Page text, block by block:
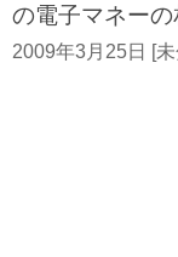
の電子マネー
2009年3月25日 [